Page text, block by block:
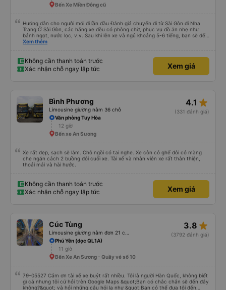
Bến Xe Miền Đông cũ
Hướng dẫn cho người mới đi lần đầu Đánh giá chuyến đi từ Sài Gòn đi Nha
Trang Ở Sài Gòn, các hãng xe đều có phòng chờ, phục vụ đồ ăn nhẹ như
bánh ngọt, nước lọc, v.v. Sau khi lên xe và ngủ khoảng 5-6 tiếng, bạn sẽ đến
Nha Trang. Ở Nha Trang, các hãng xe có dịch vụ đưa đón miễn phí, tuy
(nên dùng Google Translate và đưa cho họ đọc) để được hỗ trợ tìm xe đưa
đón. Bạn không nên tin những người mặc áo Grab mời bạn đi xe bên ngoài.
Nói về chất lượng xe thì tuyệt vời, xe được làm theo kiểu cabin với thiết kế
bạn khi đi
Xem thêm
Không cần thanh toán trước
Xác nhận chỗ ngay lập tức
Xem giá
Bình Phương
Limousine giường nằm 36 chỗ
4.1 star_rate
(331 đánh giá)
Văn phòng Tuy Hòa
12 giờ
Bến xe An Sương
Xe rất đẹp, sạch sẽ lắm. Chỗ ngồi có tai nghe. Xe còn có ghế đôi có màng
che ngăn cách 2 buồng đôi cuối xe. Tài xế và nhân viên xe rất thân thiện,
thoải mái và hài hước.
Không cần thanh toán trước
Xác nhận chỗ ngay lập tức
Xem giá
Cúc Tùng 3.8 star_rate
(3792 đánh giá)
Phú Yên (dọc QL1A)
11 giờ
Bến Xe An Sương - Quầy vé số 10
79-05527 Cảm ơn tài xế xe buýt rất nhiều. Tôi là người Hàn Quốc, không biết
gì cả nhưng tôi cứ hỏi trên Google Maps &quot;Bạn có chắc chắn sẽ đến đây
không?&quot; và hỏi những câu hỏi lạ như &quot;Bạn có thể đưa tôi đến